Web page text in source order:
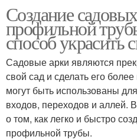
Создание
профильной
способ украсить
Садовые арки являются
свой сад и сделать его
могут быть использованы
входов, переходов и аллей.
о том, как легко и быстро
профильной трубы.